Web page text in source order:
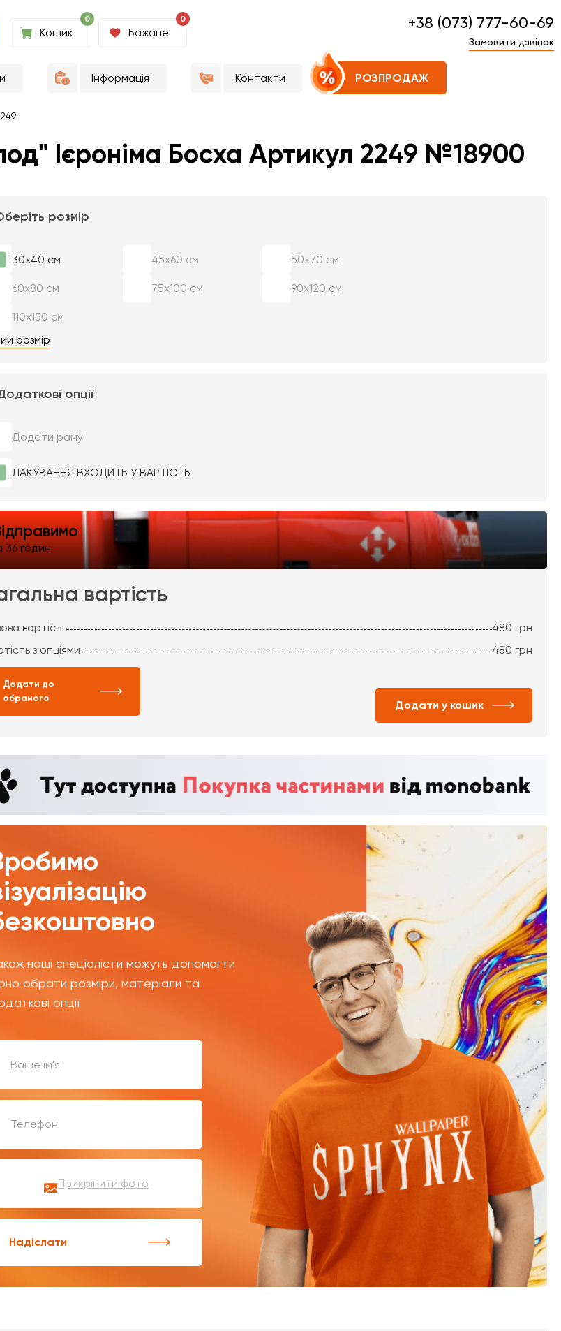
0
Кошик
0
Бажане
+38 (073) 777-60-69
Замовити дзвінок
Інформація Контакти РОЗПРОДАЖ
Ієроніма Босха Артикул 2249 №18900
розмір
30х40 см 45х60 см 50х70 см
60х80 см 75х100 см 90х120 см
110х150 см
розмір
опції
Додати раму
ЛАКУВАННЯ ВХОДИТЬ У ВАРТІСТЬ
36 годин
вартість
вартість 480 грн
з опціями
480 грн
Додати до
обраного
Додати у кошик
наші спеціалісти можуть допомогти
обрати розміри, матеріали та
опції
Прикріпити фото
Надіслати